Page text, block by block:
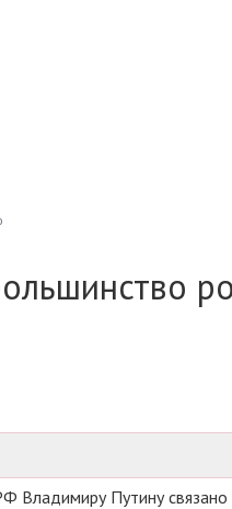
Владимиру Путину связано